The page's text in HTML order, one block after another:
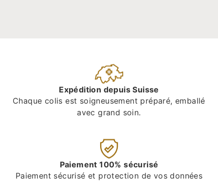
Expédition depuis Suisse
Chaque colis est soigneusement préparé, emballé
avec grand soin.
Paiement 100% sécurisé
Paiement sécurisé et protection de vos données